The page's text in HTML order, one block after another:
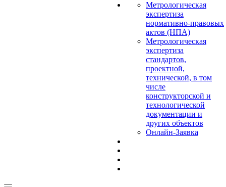
Метрологическая
экспертиза
нормативно-правовых
актов (НПА)
Метрологическая
экспертиза
стандартов,
проектной,
технической, в том
числе
конструкторской и
технологической
документации и
других объектов
Онлайн-Заявка